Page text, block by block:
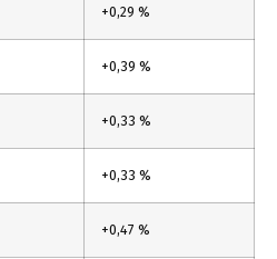
+0,29 %
+0,39 %
+0,33 %
+0,33 %
+0,47 %